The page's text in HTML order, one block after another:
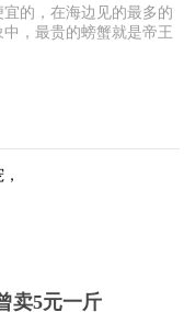
的，在海边见的最多的
，最贵的螃蟹就是帝王
卖5元一斤